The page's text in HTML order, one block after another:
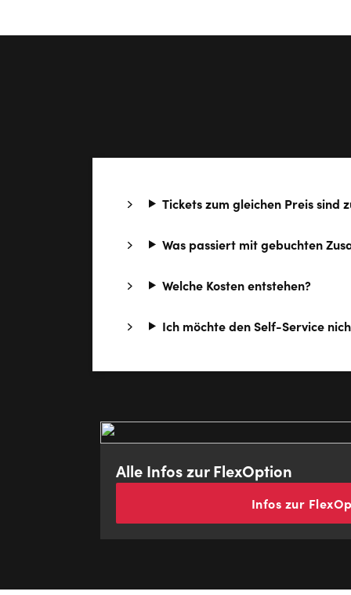
Tickets zum gleichen Preis sind
Was passiert mit gebuchten
Welche Kosten entstehen?
Ich möchte den Self-Service
Alle Infos zur FlexOption
Infos zur